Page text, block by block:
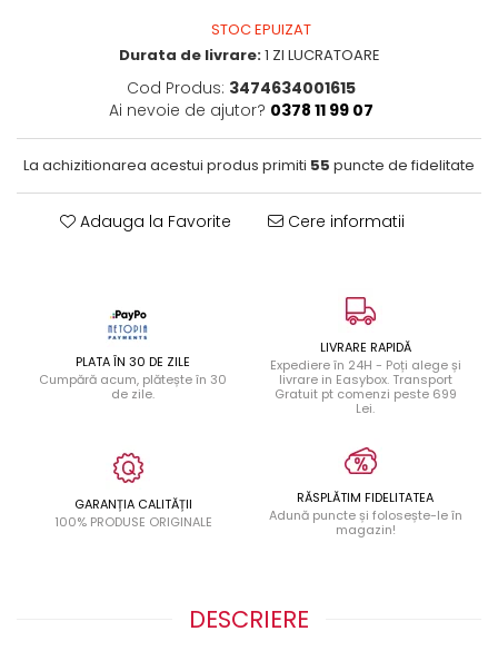
STOC EPUIZAT
Durata de livrare:1 ZI LUCRATOARE
Cod Produs: 3474634001615
Ai nevoie de ajutor? 0378 11 99 07
La achizitionarea acestui produs primiti 55 puncte de fidelitate
Adauga la Favorite Cere informatii
PLATA ÎN 30 DE ZILE
Cumpără acum, plătește în 30
de zile.
LIVRARE RAPIDĂ
Expediere în 24H - Poți alege și
livrare in Easybox. Transport
Gratuit pt comenzi peste 699
Lei.
GARANȚIA CALITĂȚII
100% PRODUSE ORIGINALE
RĂSPLĂTIM FIDELITATEA
Adună puncte și folosește-le în
magazin!
DESCRIERE